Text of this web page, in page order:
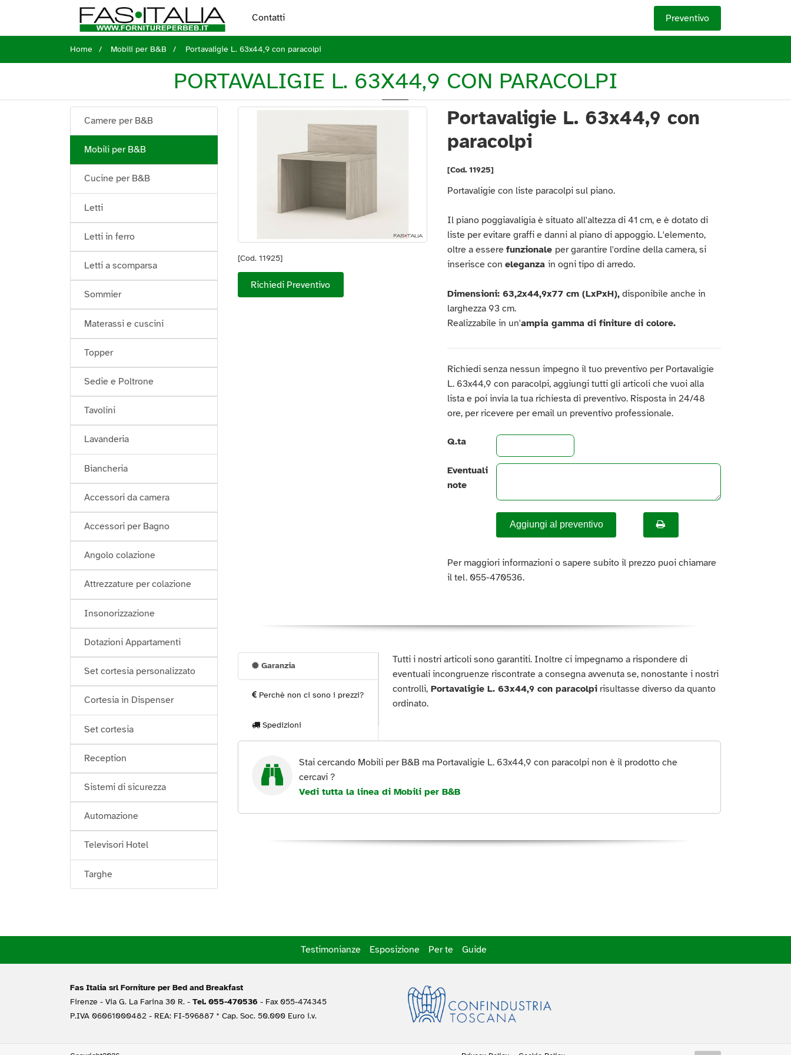
Contatti Preventivo
Home Mobili per B&B Portavaligie L. 63x44,9 con paracolpi
PORTAVALIGIE L. 63X44,9 CON PARACOLPI
Camere per B&B
Mobili per B&B
Cucine per B&B
Letti
Letti in ferro
Letti a scomparsa
Sommier
Materassi e cuscini
Topper
Sedie e Poltrone
Tavolini
Lavanderia
Biancheria
Accessori da camera
Accessori per Bagno
Angolo colazione
Attrezzature per colazione
Insonorizzazione
Dotazioni Appartamenti
Set cortesia personalizzato
Cortesia in Dispenser
Set cortesia
Reception
Sistemi di sicurezza
Automazione
Televisori Hotel
Targhe
[Cod. 11925]
Richiedi Preventivo
Portavaligie L. 63x44,9 con
paracolpi
[Cod. 11925]
Portavaligie con liste paracolpi sul piano.
Il piano poggiavaligia è situato all'altezza di 41 cm, e è dotato di
liste per evitare graffi e danni al piano di appoggio. L'elemento,
oltre a esserefunzionale per garantire l'ordine della camera, si
inserisce coneleganzain ogni tipo di arredo.
Dimensioni: 63,2x44,9x77 cm (LxPxH), disponibile anche in
larghezza 93 cm.
Realizzabile in un'ampia gamma di finiture di colore.
Richiedi senza nessun impegno il tuo preventivo per Portavaligie
L. 63x44,9 con paracolpi, aggiungi tutti gli articoli che vuoi alla
lista e poi invia la tua richiesta di preventivo. Risposta in 24/48
ore, per ricevere per email un preventivo professionale.
Q.ta
Eventuali
note
Aggiungi al preventivo
Per maggiori informazioni o sapere subito il prezzo puoi chiamare
il tel. 055-470536.
Garanzia
Perchè non ci sono i prezzi?
Spedizioni
Tutti i nostri articoli sono garantiti. Inoltre ci impegnamo a rispondere di
eventuali incongruenze riscontrate a consegna avvenuta se, nonostante i nostri
controlli, Portavaligie L. 63x44,9 con paracolpi risultasse diverso da quanto
ordinato.
Stai cercando Mobili per B&B ma Portavaligie L. 63x44,9 con paracolpi non è il prodotto che
cercavi ?
Vedi tutta la linea di Mobili per B&B
Testimonianze Esposizione Per te Guide
Fas Italia srl Forniture per Bed and Breakfast
Firenze - Via G. La Farina 30 R. - Tel. 055-470536 - Fax 055-474345
P.IVA 06061000482 - REA: FI-596887 * Cap. Soc. 50.000 Euro i.v.